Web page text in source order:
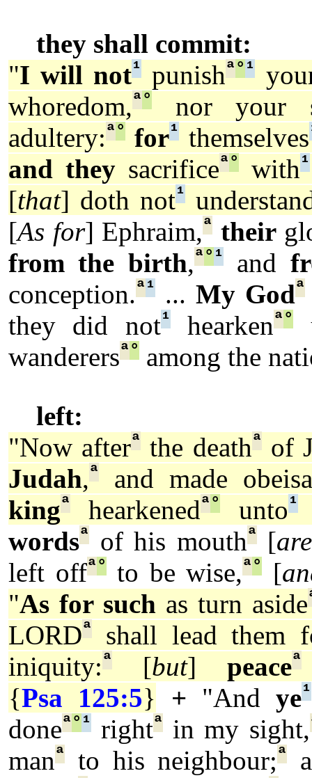
they shall commit:
"I will not¹ punishª° ¹
whoredom,ª°
nor your
adultery:ª° for¹ themselves
and they sacrificeª° with¹
[that] doth not¹
[As for] Ephraim,ª their
from the birth,ª° ¹and
conception.ª¹ ... My Godª
they did not¹hearkenª°
wanderersª° among the
left:
"Now afterª the deathª of
Judah,ª
and made
kingª hearkenedª° unto¹
wordsª of his mouthª[are
left offª°to be wise,ª° [
"As for such as turn aside
LORDª
shall lead them
iniquity:ª [but] peaceª
{Psa 125:5} + "And ye¹
doneª° ¹ rightª in my sight,
manª to his neighbour;ª